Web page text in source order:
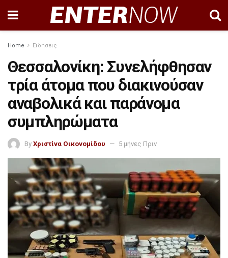
Home Ειδησεις
Θεσσαλονίκη: Συνελήφθησαν
τρία άτομα που διακινούσαν
αναβολικά και παράνομα
συμπληρώματα
By Χριστίνα Οικονομίδου 5 μήνες Πριν